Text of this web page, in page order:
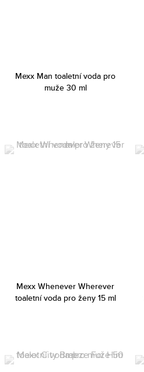
Mexx Man toaletní voda pro
muže 30 ml
Mexx Whenever Wherever
toaletní voda pro ženy 15 ml